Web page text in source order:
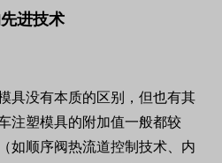
进技术
具没有本质的区别，但也有其
注塑模具的附加值一般都较
如顺序阀热流道控制技术、内